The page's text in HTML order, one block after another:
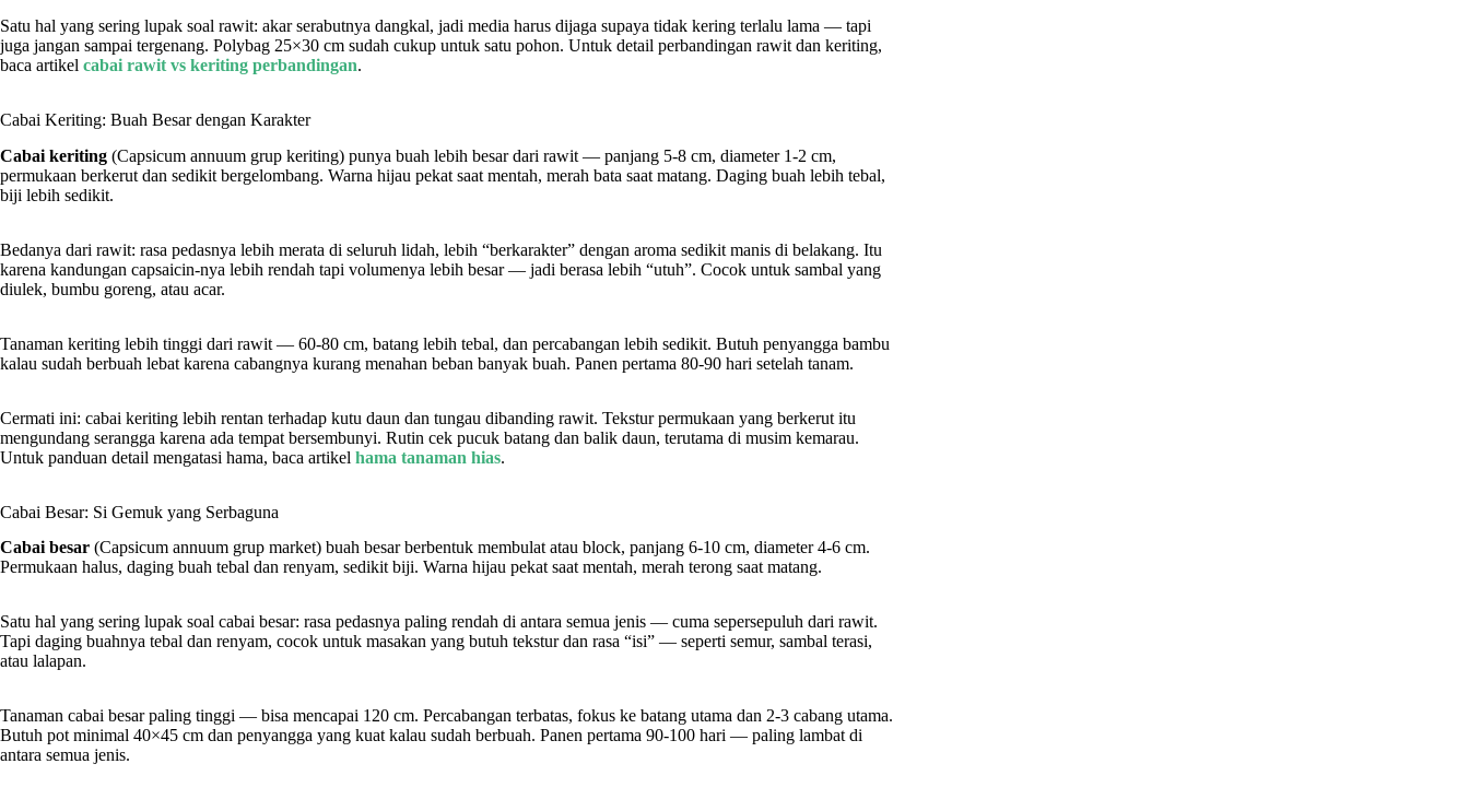
Satu hal yang sering lupak soal rawit: akar serabutnya dangkal, jadi media harus dijaga supaya tidak kering terlalu lama — tapi
juga jangan sampai tergenang. Polybag 25×30 cm sudah cukup untuk satu pohon. Untuk detail perbandingan rawit dan keriting,
baca artikel cabai rawit vs keriting perbandingan.
Cabai Keriting: Buah Besar dengan Karakter
Cabai keriting (Capsicum annuum grup keriting) punya buah lebih besar dari rawit — panjang 5-8 cm, diameter 1-2 cm,
permukaan berkerut dan sedikit bergelombang. Warna hijau pekat saat mentah, merah bata saat matang. Daging buah lebih tebal,
biji lebih sedikit.
Bedanya dari rawit: rasa pedasnya lebih merata di seluruh lidah, lebih “berkarakter” dengan aroma sedikit manis di belakang. Itu
karena kandungan capsaicin-nya lebih rendah tapi volumenya lebih besar — jadi berasa lebih “utuh”. Cocok untuk sambal yang
diulek, bumbu goreng, atau acar.
Tanaman keriting lebih tinggi dari rawit — 60-80 cm, batang lebih tebal, dan percabangan lebih sedikit. Butuh penyangga bambu
kalau sudah berbuah lebat karena cabangnya kurang menahan beban banyak buah. Panen pertama 80-90 hari setelah tanam.
Cermati ini: cabai keriting lebih rentan terhadap kutu daun dan tungau dibanding rawit. Tekstur permukaan yang berkerut itu
mengundang serangga karena ada tempat bersembunyi. Rutin cek pucuk batang dan balik daun, terutama di musim kemarau.
Untuk panduan detail mengatasi hama, baca artikel hama tanaman hias.
Cabai Besar: Si Gemuk yang Serbaguna
Cabai besar (Capsicum annuum grup market) buah besar berbentuk membulat atau block, panjang 6-10 cm, diameter 4-6 cm.
Permukaan halus, daging buah tebal dan renyam, sedikit biji. Warna hijau pekat saat mentah, merah terong saat matang.
Satu hal yang sering lupak soal cabai besar: rasa pedasnya paling rendah di antara semua jenis — cuma sepersepuluh dari rawit.
Tapi daging buahnya tebal dan renyam, cocok untuk masakan yang butuh tekstur dan rasa “isi” — seperti semur, sambal terasi,
atau lalapan.
Tanaman cabai besar paling tinggi — bisa mencapai 120 cm. Percabangan terbatas, fokus ke batang utama dan 2-3 cabang utama.
Butuh pot minimal 40×45 cm dan penyangga yang kuat kalau sudah berbuah. Panen pertama 90-100 hari — paling lambat di
antara semua jenis.